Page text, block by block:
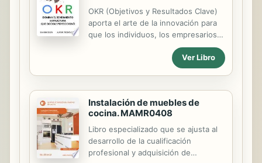
OKR (Objetivos y Resultados Clave)
aporta el arte de la innovación para
que los individuos, los empresarios y
las startups creen un rendimiento
10x, proporcionando el know-how y
la disciplina de la fijación de
la adopción de medidas y la
alineación del equipo para el objetivo
superior. OKR es un sistema que se
ha convertido en un fenómeno de
gestión del rendimiento y la
innovación, liderado por Intel y,
Ver Libro
Instalación de muebles de
cocina. MAMR0408
Libro especializado que se ajusta al
desarrollo de la cualificación
profesional y adquisición de